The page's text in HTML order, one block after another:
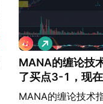
MANA的缠论技
了买点3-1，现
的买点
MANA的缠论技术
做
多